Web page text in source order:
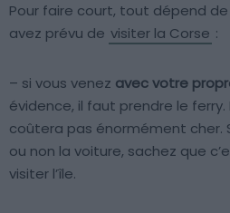
Pour faire court, tout dépend
avez prévu de visiter la Corse :
– si vous venez avec votre
évidence, il faut prendre le ferry.
coûtera pas énormément cher.
ou non la voiture, sachez que
visiter l’île.